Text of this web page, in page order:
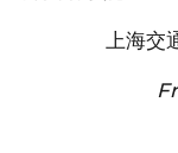
上海